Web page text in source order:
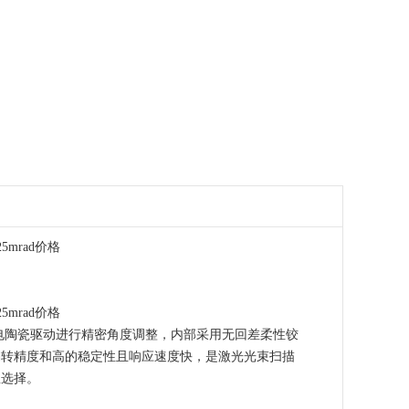
价格
价格
瓷驱动进行精密角度调整，内部采用无回差柔性铰
精度和高的稳定性且响应速度快，是激光光束扫描
择。